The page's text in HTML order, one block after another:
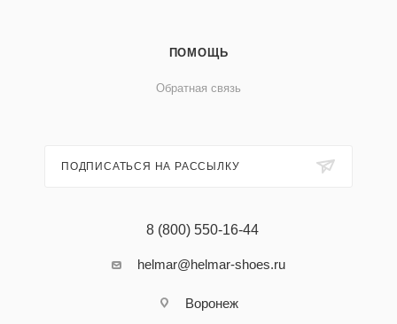
ПОМОЩЬ
Обратная связь
ПОДПИСАТЬСЯ НА РАССЫЛКУ
8 (800) 550-16-44
helmar@helmar-shoes.ru
Воронеж